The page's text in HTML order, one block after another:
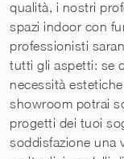
qualità, i nostri
spazi indoor con
professionisti
tutti gli aspetti: se
necessità
showroom potrai
progetti dei tuoi
soddisfazione una